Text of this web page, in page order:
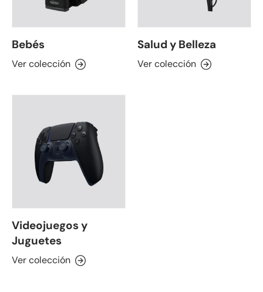
Bebés
Ver colección
Salud y Belleza
Ver colección
Videojuegos y
Juguetes
Ver colección